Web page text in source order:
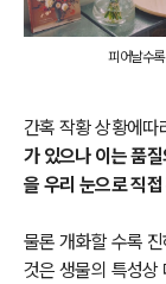
피어날수
간혹 작황 상황에따
가 있으나 이는 품
을 우리 눈으로 직
물론 개화할 수록
것은 생물의 특성상